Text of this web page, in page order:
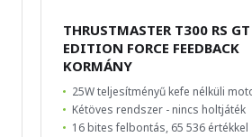
THRUSTMASTER T300 RS GT
EDITION FORCE FEEDBACK
KORMÁNY
25W teljesítményű kefe nélküli
Kétöves rendszer - nincs holtjáték
16 bites felbontás, 65 536 értékkel